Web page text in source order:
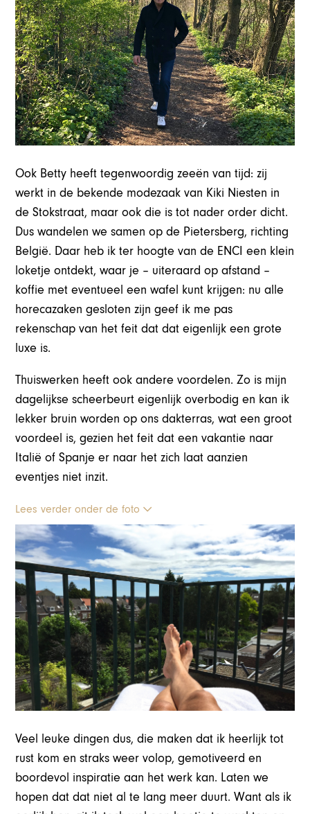
Ook Betty heeft tegenwoordig zeeën van tijd: zij
werkt in de bekende modezaak van Kiki Niesten in
de Stokstraat, maar ook die is tot nader order dicht.
Dus wandelen we samen op de Pietersberg, richting
België. Daar heb ik ter hoogte van de ENCI een klein
loketje ontdekt, waar je – uiteraard op afstand –
koffie met eventueel een wafel kunt krijgen: nu alle
horecazaken gesloten zijn geef ik me pas
rekenschap van het feit dat dat eigenlijk een grote
luxe is.
Thuiswerken heeft ook andere voordelen. Zo is mijn
dagelijkse scheerbeurt eigenlijk overbodig en kan ik
lekker bruin worden op ons dakterras, wat een groot
voordeel is, gezien het feit dat een vakantie naar
Italië of Spanje er naar het zich laat aanzien
eventjes niet inzit.
Lees verder onder de foto
Veel leuke dingen dus, die maken dat ik heerlijk tot
rust kom en straks weer volop, gemotiveerd en
boordevol inspiratie aan het werk kan. Laten we
hopen dat dat niet al te lang meer duurt. Want als ik